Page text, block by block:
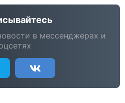
в мессенджерах и